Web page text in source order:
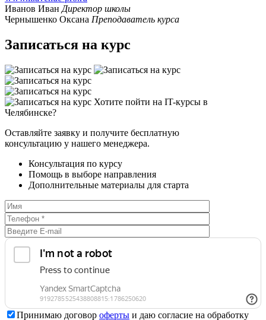
Иванов Иван Директор школы
Чернышенко Оксана Преподаватель курса
Записаться на курс
Хотите пойти на IT-курсы в
Челябинске?
Оставляйте заявку и получите бесплатную
консультацию у нашего менеджера.
Консультация по курсу
Помощь в выборе направления
Дополнительные материалы для старта
Принимаю договор оферты и даю согласие на обработку